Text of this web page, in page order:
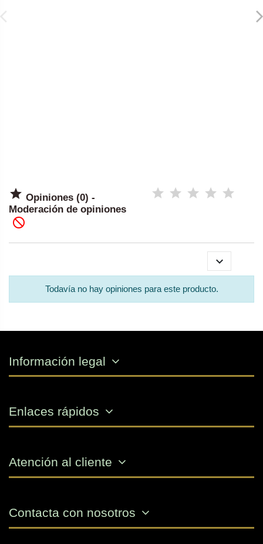
 Opiniones (0) -
Moderación de opiniones


Todavía no hay opiniones para este producto.
Información legal
Enlaces rápidos
Atención al cliente
Contacta con nosotros